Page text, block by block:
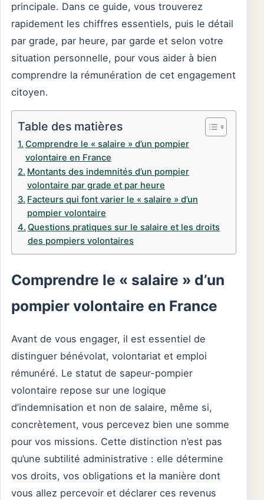
principale. Dans ce guide, vous trouverez
rapidement les chiffres essentiels, puis le détail
par grade, par heure, par garde et selon votre
situation personnelle, pour vous aider à bien
comprendre la rémunération de cet engagement
citoyen.
Table des matières
Comprendre le « salaire » d’un pompier
volontaire en France
Montants des indemnités d’un pompier
volontaire par grade et par heure
Facteurs qui font varier le « salaire » d’un
pompier volontaire
Questions pratiques sur le salaire et les droits
des pompiers volontaires
Comprendre le « salaire » d’un
pompier volontaire en France
Avant de vous engager, il est essentiel de
distinguer bénévolat, volontariat et emploi
rémunéré. Le statut de sapeur-pompier
volontaire repose sur une logique
d’indemnisation et non de salaire, même si,
concrètement, vous percevez bien une somme
pour vos missions. Cette distinction n’est pas
qu’une subtilité administrative : elle détermine
vos droits, vos obligations et la manière dont
vous allez percevoir et déclarer ces revenus